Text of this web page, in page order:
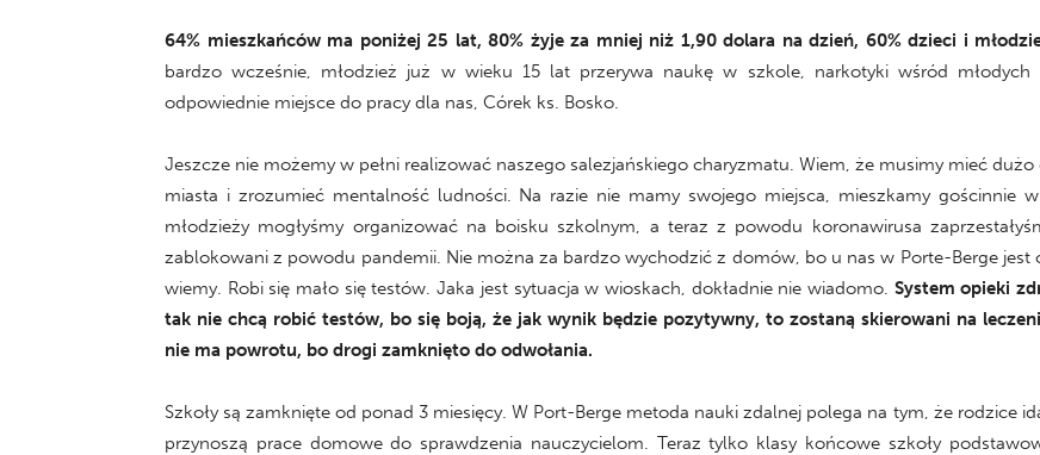
64% mieszkańców ma poniżej 25 lat, 80% żyje za mniej niż 1,90 dolara na dzień, 60% dzieci i
bardzo wcześnie, młodzież już w wieku 15 lat przerywa naukę w szkole, narkotyki wśród
odpowiednie miejsce do pracy dla nas, Córek ks. Bosko.
Jeszcze nie możemy w pełni realizować naszego salezjańskiego charyzmatu. Wiem, że musimy mieć
miasta i zrozumieć mentalność ludności. Na razie nie mamy swojego miejsca, mieszkamy gościnnie
młodzieży mogłyśmy organizować na boisku szkolnym, a teraz z powodu koronawirusa
zablokowani z powodu pandemii. Nie można za bardzo wychodzić z domów, bo u nas w Porte-Berge
wiemy. Robi się mało się testów. Jaka jest sytuacja w wioskach, dokładnie nie wiadomo. System opieki
tak nie chcą robić testów, bo się boją, że jak wynik będzie pozytywny, to zostaną skierowani na
nie ma powrotu, bo drogi zamknięto do odwołania.
Szkoły są zamknięte od ponad 3 miesięcy. W Port-Berge metoda nauki zdalnej polega na tym, że rodzice
przynoszą prace domowe do sprawdzenia nauczycielom. Teraz tylko klasy końcowe szkoły